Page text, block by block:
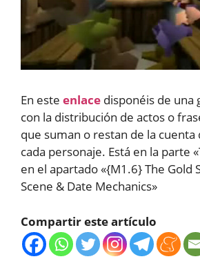
En este enlace disponéis de una
con la distribución de actos o
que suman o restan de la
cada personaje. Está en la parte
en el apartado «{M1.6} The Gold
Scene & Date Mechanics»
Compartir este artículo